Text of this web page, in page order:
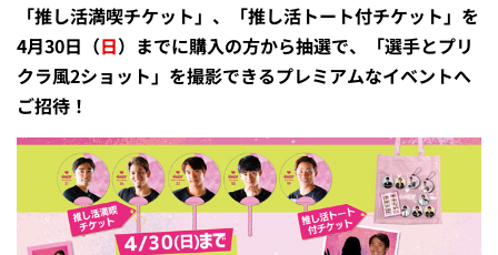
「推し活満喫チケット」、「推し活トート付チケット」を
4月30日（日）までに購入の方から抽選で、「選手とプリ
クラ風2ショット」を撮影できるプレミアムなイベントへ
ご招待！